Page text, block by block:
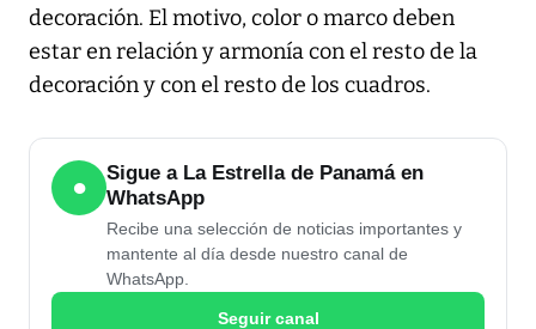
decoración. El motivo, color o marco deben
estar en relación y armonía con el resto de la
decoración y con el resto de los cuadros.
●
Sigue a La Estrella de Panamá en
WhatsApp
Recibe una selección de noticias importantes y
mantente al día desde nuestro canal de
WhatsApp.
Seguir canal